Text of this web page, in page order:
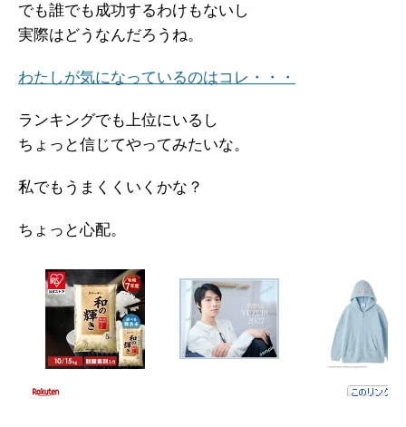
でも誰でも成功するわけもないし
実際はどうなんだろうね。
わたしが気になっているのはコレ・・・
ランキングでも上位にいるし
ちょっと信じてやってみたいな。
私でもうまくくいくかな？
ちょっと心配。